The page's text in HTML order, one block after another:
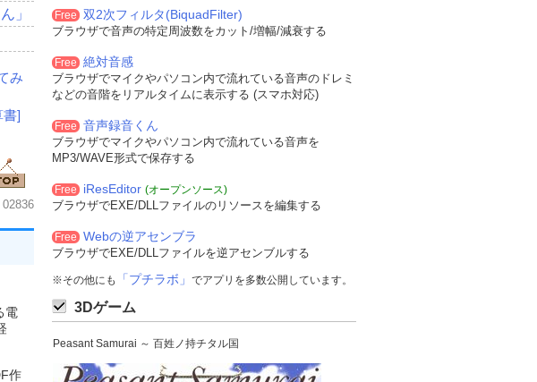
」
み
書]
電
作
Free 双2次フィルタ(BiquadFilter)
ブラウザで音声の特定周波数をカット/増幅/減衰する
Free 絶対音感
ブラウザでマイクやパソコン内で流れている音声のドレミ
などの音階をリアルタイムに表示する (スマホ対応)
Free 音声録音くん
ブラウザでマイクやパソコン内で流れている音声を
MP3/WAVE形式で保存する
Free iResEditor (オープンソース)
ブラウザでEXE/DLLファイルのリソースを編集する
Free Webの逆アセンブラ
ブラウザでEXE/DLLファイルを逆アセンブルする
※その他にも 「プチラボ」 でアプリを多数公開しています。
3Dゲーム
Peasant Samurai ～ 百姓ノ持チタル国